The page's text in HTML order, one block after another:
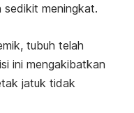
meningkat.
tubuh telah
ini mengakibatkan
jatuk tidak